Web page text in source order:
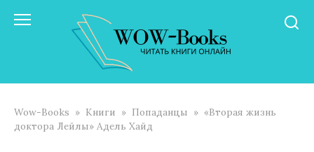
Wow-Books » Книги » Попаданцы » «Вторая жизнь
доктора Лейлы» Адель Хайд